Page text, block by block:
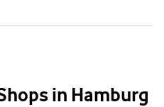
in Hamburg